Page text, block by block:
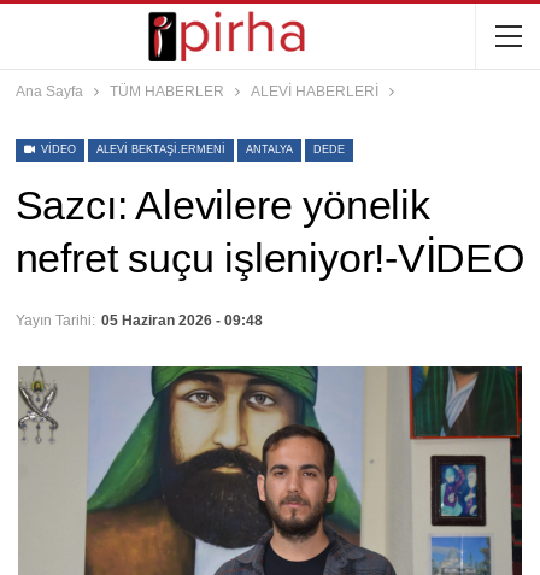
Ana Sayfa TÜM HABERLER ALEVİ HABERLERİ
VIDEO ALEVI BEKTAŞI.ERMENI ANTALYA DEDE
Sazcı: Alevilere yönelik
nefret suçu işleniyor!-VİDEO
Yayın Tarihi: 05 Haziran 2026 - 09:48